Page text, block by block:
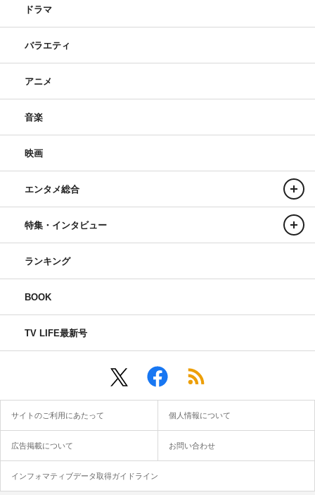
ドラマ
バラエティ
アニメ
音楽
映画
エンタメ総合
特集・インタビュー
ランキング
BOOK
TV LIFE最新号
サイトのご利用にあたって 個人情報について
広告掲載について お問い合わせ
インフォマティブデータ取得ガイドライン